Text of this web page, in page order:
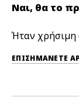
Ναι, θα το
Ήταν